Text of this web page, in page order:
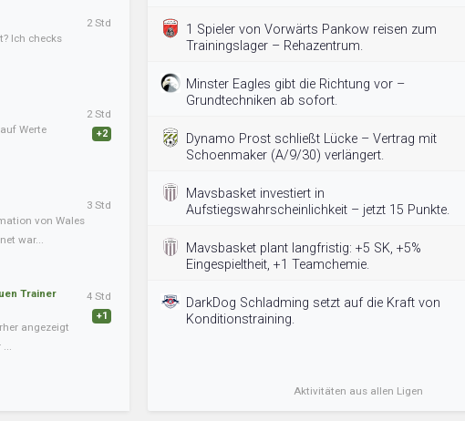
Ich checks
2 Std
Werte
2 Std
+2
von Wales
war...
3 Std
Trainer
angezeigt
...
4 Std
+1
1 Spieler von Vorwärts Pankow reisen zum
Trainingslager – Rehazentrum.
Minster Eagles gibt die Richtung vor –
Grundtechniken ab sofort.
Dynamo Prost schließt Lücke – Vertrag mit
Schoenmaker (A/9/30) verlängert.
Mavsbasket investiert in
Aufstiegswahrscheinlichkeit – jetzt 15 Punkte.
Mavsbasket plant langfristig: +5 SK, +5%
Eingespieltheit, +1 Teamchemie.
DarkDog Schladming setzt auf die Kraft von
Konditionstraining.
Aktivitäten aus allen Ligen